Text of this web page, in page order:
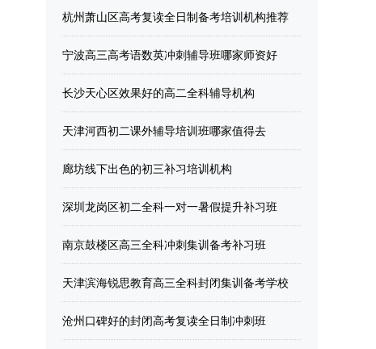
杭州萧山区高考复读全日制备考培训机构推荐
宁波高三高考语数英冲刺辅导班哪家师资好
长沙天心区效果好的高二全科辅导机构
天津河西初二课外辅导培训班哪家值得去
廊坊线下出色的初三补习培训机构
深圳龙岗区初二全科一对一暑假提升补习班
南京鼓楼区高三全科冲刺集训备考补习班
天津滨海锐思教育高三全科封闭集训备考学校
沧州口碑好的封闭高考复读全日制冲刺班